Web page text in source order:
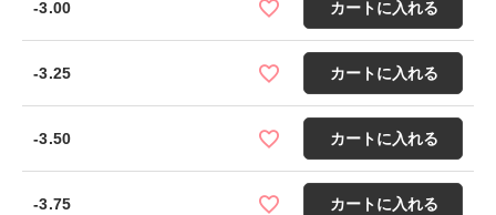
-3.00 カートに入れる
-3.25 カートに入れる
-3.50 カートに入れる
-3.75 カートに入れる